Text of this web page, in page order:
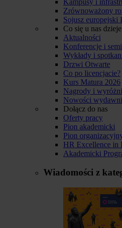
Zrównoważony
Sojusz europejski
Co się u nas dzieje
Aktualności
Konferencje i
Wykłady i
Drzwi Otwarte
Co po licencjacie?
Kurs Matura 2026
Nagrody i
Nowości
Dołącz do nas
Oferty pracy
Pion akademicki
Pion
HR Excellence in
Akademicki
Wiadomości z